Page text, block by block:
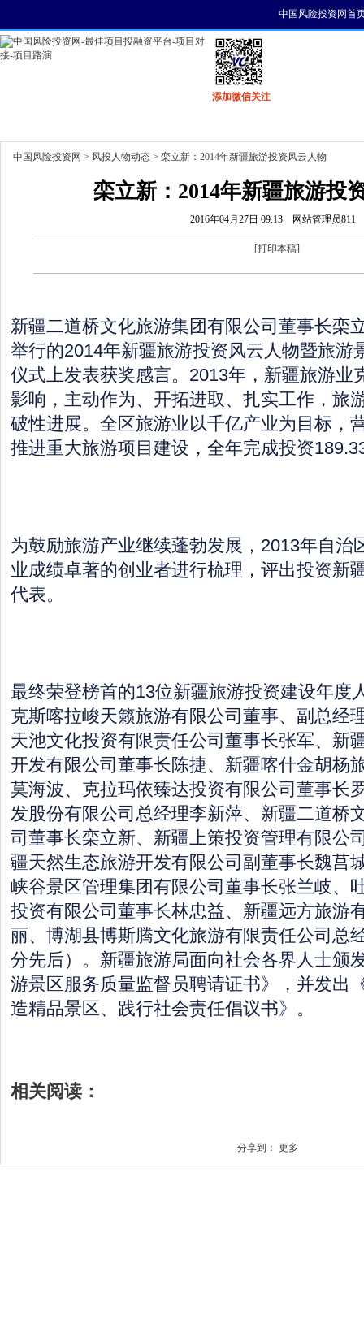
中国风险投资网首
添加微信关注
中国风险投资网 > 风投人物动态 > 栾立新：2014年新疆旅游投资风云人物
栾立新：2014年新疆旅游投
2016年04月27日 09:13 网站管理员811
[打印本稿]
新疆二道桥文化旅游集团有限公司董事长栾
举行的2014年新疆旅游投资风云人物暨旅游
仪式上发表获奖感言。2013年，新疆旅游业
影响，主动作为、开拓进取、扎实工作，旅
破性进展。全区旅游业以千亿产业为目标，
推进重大旅游项目建设，全年完成投资
为鼓励旅游产业继续蓬勃发展，2013年自治
业成绩卓著的创业者进行梳理，评出投资新
代表。
最终荣登榜首的13位新疆旅游投资建设年度
克斯喀拉峻天籁旅游有限公司董事、副总经
天池文化投资有限责任公司董事长张军、新
开发有限公司董事长陈捷、新疆喀什金胡杨
莫海波、克拉玛依臻达投资有限公司董事长
发股份有限公司总经理李新萍、新疆二道桥
司董事长栾立新、新疆上策投资管理有限公
疆天然生态旅游开发有限公司副董事长魏莒
峡谷景区管理集团有限公司董事长张兰岐、
投资有限公司董事长林忠益、新疆远方旅游
丽、博湖县博斯腾文化旅游有限责任公司总
分先后）。新疆旅游局面向社会各界人士颁
游景区服务质量监督员聘请证书》，并发出
造精品景区、践行社会责任倡议书》。
相关阅读：
分享到： 更多